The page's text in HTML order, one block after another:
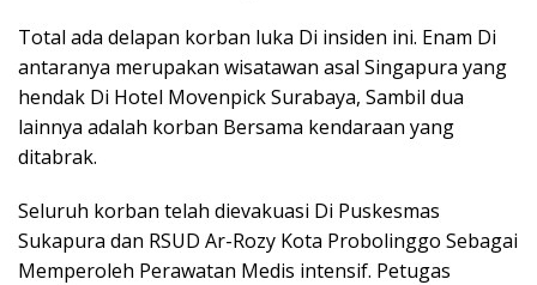
Total ada delapan korban luka Di insiden ini. Enam Di
antaranya merupakan wisatawan asal Singapura yang
hendak Di Hotel Movenpick Surabaya, Sambil dua
lainnya adalah korban Bersama kendaraan yang
ditabrak.
Seluruh korban telah dievakuasi Di Puskesmas
Sukapura dan RSUD Ar-Rozy Kota Probolinggo Sebagai
Memperoleh Perawatan Medis intensif. Petugas